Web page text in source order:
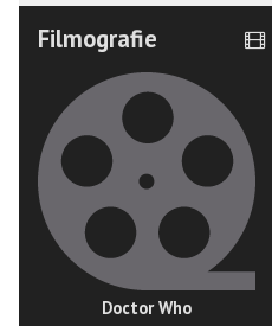
Filmografie
Doctor Who